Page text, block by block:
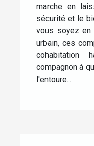
marche en
sécurité et le
vous soyez en
urbain, ces
cohabitation
compagnon à
l'entoure...